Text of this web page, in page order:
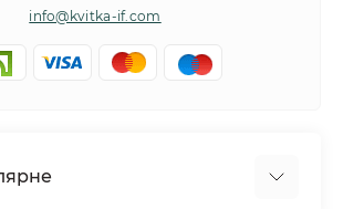
info@kvitka-if.com